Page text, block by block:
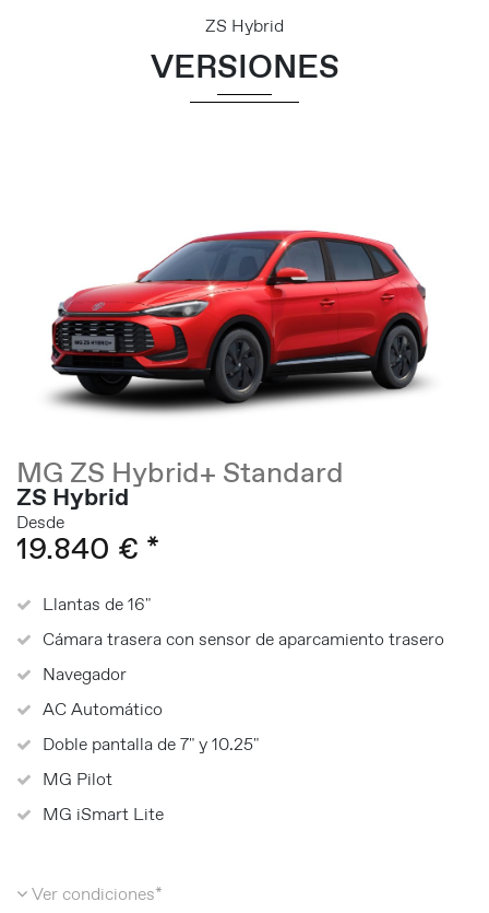
ZS Hybrid
VERSIONES
MG ZS Hybrid+ Standard
ZS Hybrid
Desde
19.840 € *
Llantas de 16"
Cámara trasera con sensor de aparcamiento trasero
Navegador
AC Automático
Doble pantalla de 7" y 10.25"
MG Pilot
MG iSmart Lite
Ver condiciones*